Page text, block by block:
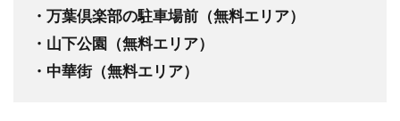
・万葉倶楽部の駐車場前（無料エリア）
・山下公園（無料エリア）
・中華街（無料エリア）